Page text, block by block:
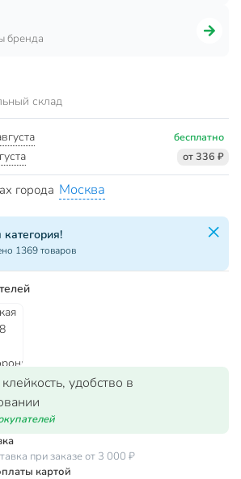
бренда
склад
бесплатно
от 336 ₽
города Москва
1369 товаров
удобство в
при заказе от 3 000 ₽
картой